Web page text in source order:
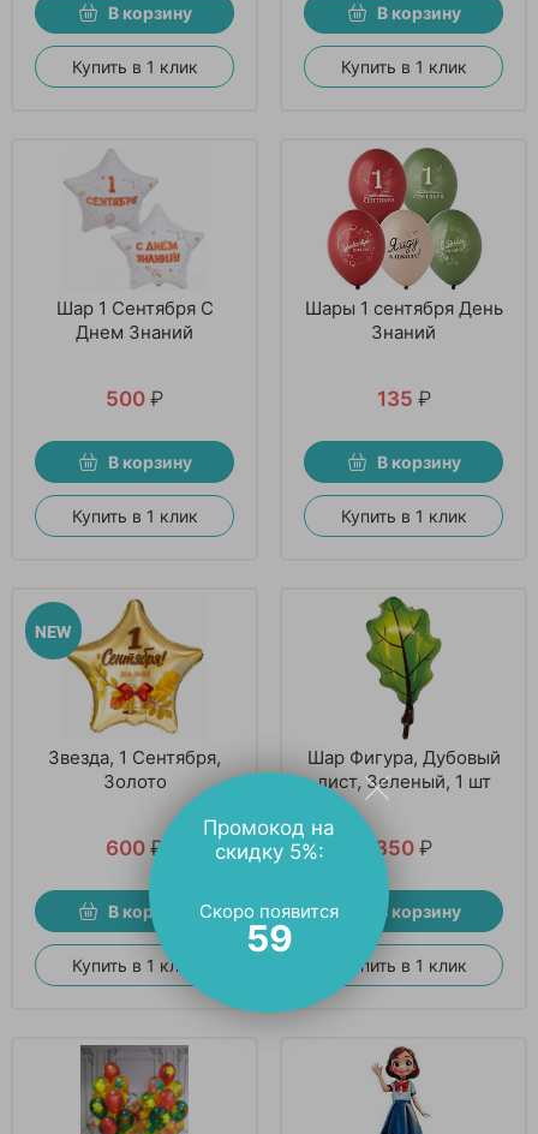
В корзину
Купить в 1 клик
В корзину
Купить в 1 клик
Шар 1 Сентября С
Днем Знаний
500 ₽
В корзину
Купить в 1 клик
Шары 1 сентября День
Знаний
135 ₽
В корзину
Купить в 1 клик
Звезда, 1 Сентября,
Золото
600 ₽
В корзину
Купить в 1 клик
Шар Фигура, Дубовый
лист, Зеленый, 1 шт
850 ₽
В корзину
Купить в 1 клик
Промокод на
скидку 5%:
Скоро появится
58